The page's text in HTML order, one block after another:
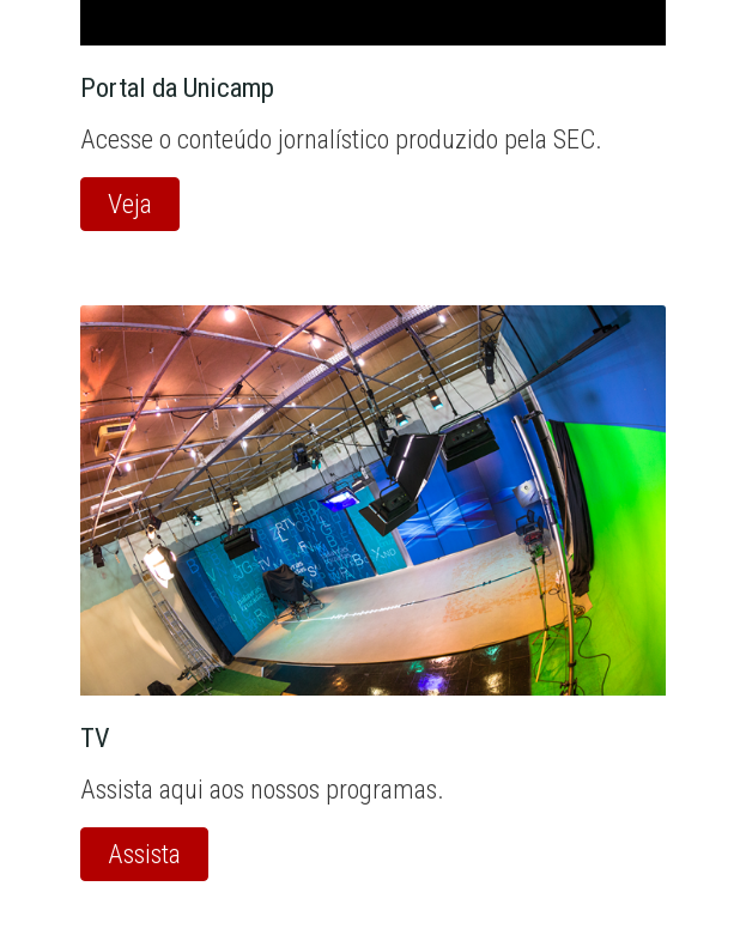
Portal da Unicamp
Acesse o conteúdo jornalístico produzido pela SEC.
Veja
TV
Assista aqui aos nossos programas.
Assista